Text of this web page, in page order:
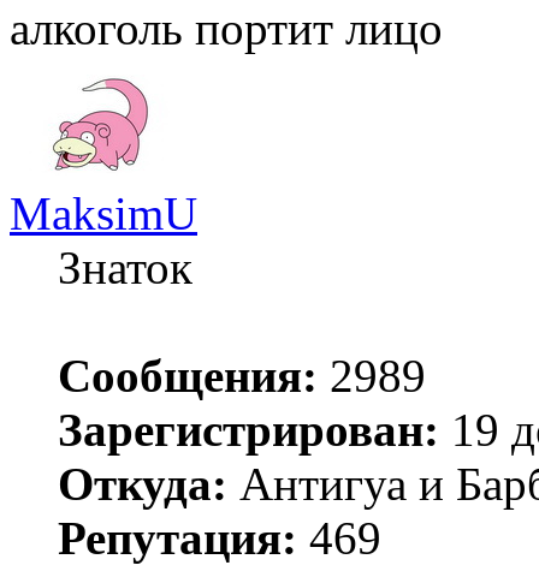
алкоголь портит лицо
MaksimU
Знаток
Сообщения: 2989
Зарегистрирован: 19
Откуда: Антигуа и
Репутация: 469